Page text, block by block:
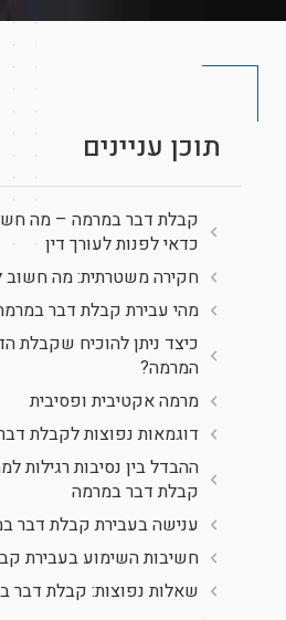
תוכן עניינים
קבלת דבר במרמה – מה
כדאי לפנות לעורך דין
חקירה משטרתית: מה חשוב
מהי עבירת קבלת דבר
כיצד ניתן להוכיח שקבלת
המרמה?
מרמה אקטיבית ופסיבית
דוגמאות נפוצות לקבלת
ההבדל בין נסיבות רגילות
קבלת דבר במרמה
ענישה בעבירת קבלת דבר
חשיבות השימוע בעבירת
שאלות נפוצות: קבלת דבר